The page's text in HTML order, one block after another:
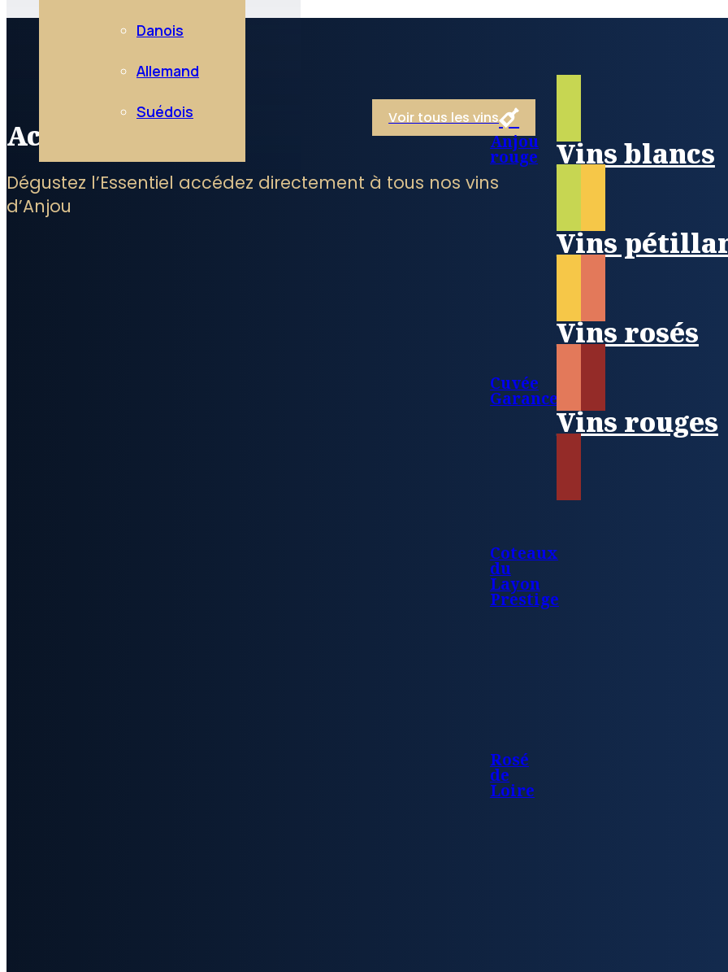
Danois
Allemand
Suédois
Accès rapide
Dégustez l’Essentiel accédez directement à tous nos vins
d’Anjou
Voir tous les vins
Anjou
rouge
Cuvée
Garance
Coteaux
du
Layon
Prestige
Rosé
de
Loire
Vins blancs
Vins
Vins rosés
Vins rouges